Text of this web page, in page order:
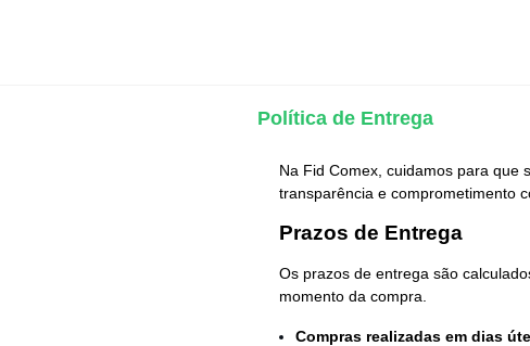
Política de Entrega
Na Fid Comex, cuidamos para que
transparência e comprometimento
Prazos de Entrega
Os prazos de entrega são
momento da compra.
Compras realizadas em dias